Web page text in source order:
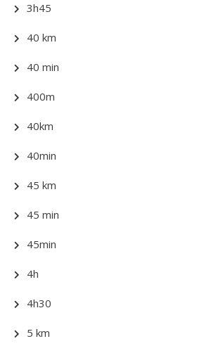
3h45
40 km
40 min
400m
40km
40min
45 km
45 min
45min
4h
4h30
5 km